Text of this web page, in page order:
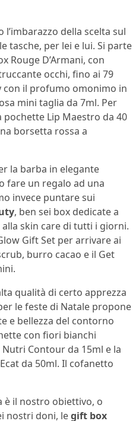
l’imbarazzo della scelta sul
tasche, per lei e lui. Si parte
Rouge D’Armani, con
occhi, fino ai 79
con il profumo omonimo in
mini taglia da 7ml. Per
Lip Maestro da 40
borsetta rossa a
la barba in elegante
fare un regalo ad una
invece puntare sui
, ben sei box dedicate a
skin care di tutti i giorni.
Gift Set per arrivare ai
burro cacao e il Get
qualità di certo apprezza
le feste di Natale propone
e bellezza del contorno
con fiori bianchi
Contour da 15ml e la
da 50ml. Il cofanetto
è il nostro obiettivo, o
nostri doni, legift box